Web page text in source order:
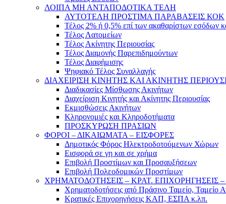
ΛΟΙΠΑ ΜΗ ΑΝΤΑΠΟΔΟΤΙΚΑ ΤΕΛΗ
ΑΥΤΟΤΕΛΗ ΠΡΟΣΤΙΜΑ ΠΑΡΑΒΑΣΕΙΣ ΚΟΚ
Τέλος 2% ή 0,5% επί των ακαθαρίστων εσόδων
Τέλος Λατομείων
Τέλος Ακίνητης Περιουσίας
Τέλος Διαμονής Παρεπιδημούντων
Τέλος Διαφήμισης
Ψηφιακό Τέλος Συναλλαγής
ΔΙΑΧΕΙΡΙΣΗ ΚΙΝΗΤΗΣ ΚΑΙ ΑΚΙΝΗΤΗΣ
Διαδικασίες Μίσθωσης Ακινήτων
Διαχείριση Κινητής και Ακίνητης Περιουσίας
Εκμισθώσεις Ακινήτων
Κληρονομιές και Κληροδοτήματα
ΠΡΟΣΚΥΡΩΣΗ ΠΡΑΣΙΩΝ
ΦΟΡΟΙ – ΔΙΚΑΙΩΜΑΤΑ – ΕΙΣΦΟΡΕΣ
Δημοτικός Φόρος Ηλεκτροδοτούμενων Χώρων
Εισφορά σε γη και σε χρήμα
Επιβολή Προστίμων και Προσαυξήσεων
Επιβολή Πολεοδομικών Προστίμων
ΧΡΗΜΑΤΟΔΟΤΗΣΕΙΣ – ΚΡΑΤ.
Χρηματοδοτήσεις από Πράσινο Ταμείο,
Κρατικές Επιχορηγήσεις ΚΑΠ, ΕΣΠΑ κ.λπ.